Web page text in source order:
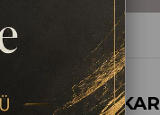
KÜÇÜK